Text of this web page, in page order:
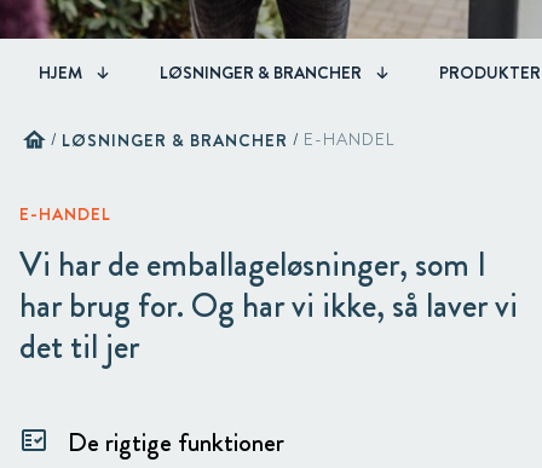
HJEM LØSNINGER & BRANCHER PRODUKTER
home / LØSNINGER & BRANCHER / E-HANDEL
E-HANDEL
Vi har de emballageløsninger, som I
har brug for. Og har vi ikke, så laver vi
det til jer
fact_check De rigtige funktioner